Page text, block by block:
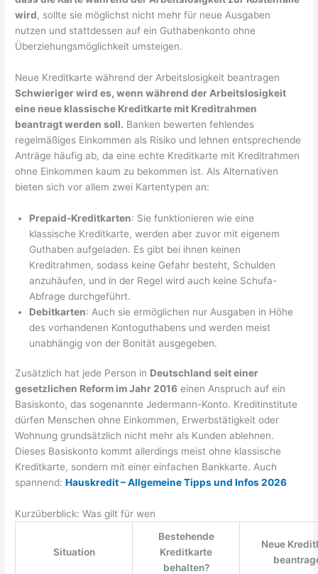
wird, sollte sie möglichst nicht mehr für neue Ausgaben
nutzen und stattdessen auf ein Guthabenkonto ohne
Überziehungsmöglichkeit umsteigen.
Neue Kreditkarte während der Arbeitslosigkeit beantragen
Schwieriger wird es, wenn während der Arbeitslosigkeit
eine neue klassische Kreditkarte mit Kreditrahmen
beantragt werden soll. Banken bewerten fehlendes
regelmäßiges Einkommen als Risiko und lehnen entsprechende
Anträge häufig ab, da eine echte Kreditkarte mit Kreditrahmen
ohne Einkommen kaum zu bekommen ist. Als Alternativen
bieten sich vor allem zwei Kartentypen an:
Prepaid-Kreditkarten: Sie funktionieren wie eine
klassische Kreditkarte, werden aber zuvor mit eigenem
Guthaben aufgeladen. Es gibt bei ihnen keinen
Kreditrahmen, sodass keine Gefahr besteht, Schulden
anzuhäufen, und in der Regel wird auch keine Schufa-
Abfrage durchgeführt.
Debitkarten: Auch sie ermöglichen nur Ausgaben in Höhe
des vorhandenen Kontoguthabens und werden meist
unabhängig von der Bonität ausgegeben.
Zusätzlich hat jede Person in Deutschland seit einer
gesetzlichen Reform im Jahr 2016 einen Anspruch auf ein
Basiskonto, das sogenannte Jedermann-Konto. Kreditinstitute
dürfen Menschen ohne Einkommen, Erwerbstätigkeit oder
Wohnung grundsätzlich nicht mehr als Kunden ablehnen.
Dieses Basiskonto kommt allerdings meist ohne klassische
Kreditkarte, sondern mit einer einfachen Bankkarte. Auch
spannend:Hauskredit – Allgemeine Tipps und Infos 2026
Kurzüberblick: Was gilt für wen
Situation
Bestehende
Kreditkarte
behalten?
Neue